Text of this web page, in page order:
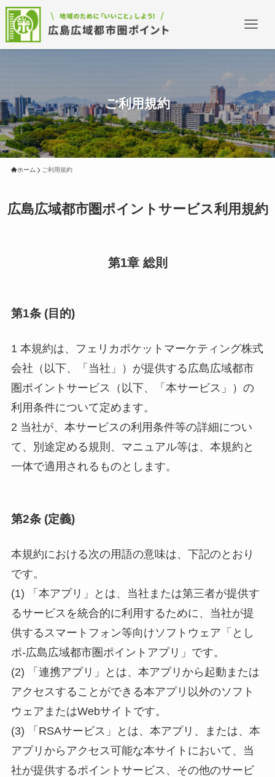
ご利用規約
ホーム ご利用規約
広島広域都市圏ポイントサービス利用規約
第1章 総則
第1条 (目的)
1 本規約は、フェリカポケットマーケティング株式
会社（以下、「当社」）が提供する広島広域都市
圏ポイントサービス（以下、「本サービス」）の
利用条件について定めます。
2 当社が、本サービスの利用条件等の詳細につい
て、別途定める規則、マニュアル等は、本規約と
一体で適用されるものとします。
第2条 (定義)
本規約における次の用語の意味は、下記のとおり
です。
(1) 「本アプリ」とは、当社または第三者が提供す
るサービスを統合的に利用するために、当社が提
供するスマートフォン等向けソフトウェア「とし
ポ-広島広域都市圏ポイントアプリ」です。
(2) 「連携アプリ」とは、本アプリから起動または
アクセスすることができる本アプリ以外のソフト
ウェアまたはWebサイトです。
(3) 「RSAサービス」とは、本アプリ、または、本
アプリからアクセス可能な本サイトにおいて、当
社が提供するポイントサービス、その他のサービ